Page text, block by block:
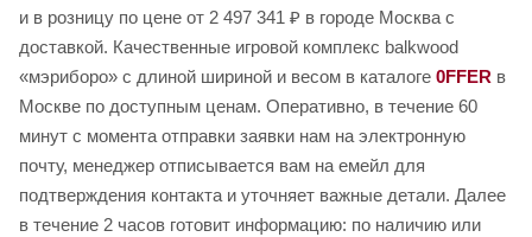
и в розницу по цене от 2 497 341 ₽ в городе Москва с
доставкой. Качественные игровой комплекс balkwood
«мэриборо» с длиной шириной и весом в каталоге 0FFER в
Москве по доступным ценам. Оперативно, в течение 60
минут с момента отправки заявки нам на электронную
почту, менеджер отписывается вам на емейл для
подтверждения контакта и уточняет важные детали. Далее
в течение 2 часов готовит информацию: по наличию или